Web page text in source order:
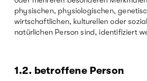
physischen, physiologischen,
wirtschaftlichen, kulturellen oder
natürlichen Person sind, identifiziert
1.2. betroffene Person